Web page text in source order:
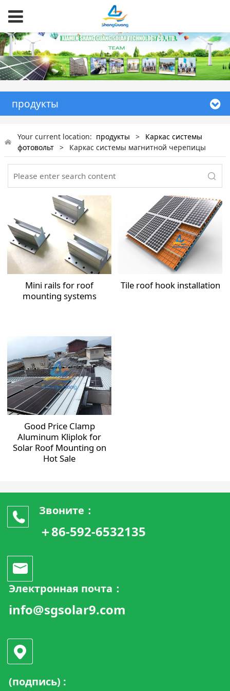
продукты
Your current location: продукты >
Каркас системы
фотовольт > Каркас системы магнитной черепицы
Mini rails for roof
mounting systems
Tile roof hook installation
Good Price Clamp
Aluminum Kliplok for
Solar Roof Mounting on
Hot Sale
Звоните：
＋86-592-6532135
Электронная почта：
info@sgsolar9.com
(подпись) :